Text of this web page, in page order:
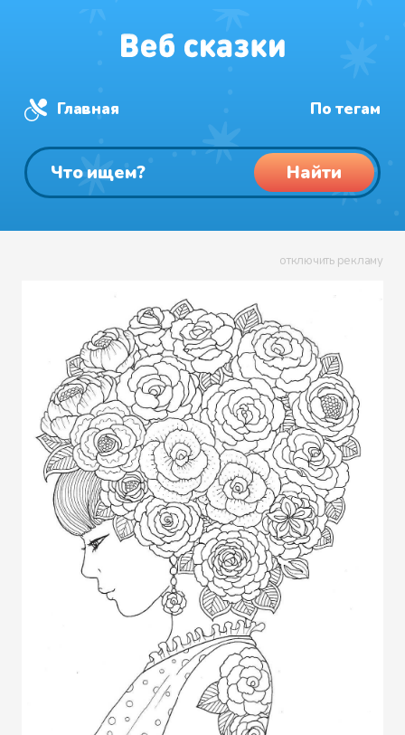
Главная По тегам
Найти
отключить рекламу